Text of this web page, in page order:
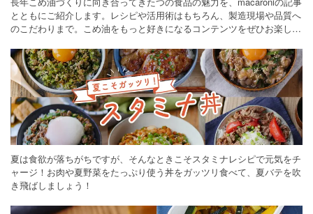
とともにご紹介します。レシピや活用術はもちろん、製造現場や品質へ
のこだわりまで。こめ油をもっと好きになるコンテンツをぜひお楽しみ
夏は食欲が落ちがちですが、そんなときこそスタミナレシピで元気をチ
ャージ！お肉や夏野菜をたっぷり使う丼をガッツリ食べて、夏バテを吹
き飛ばしましょう！